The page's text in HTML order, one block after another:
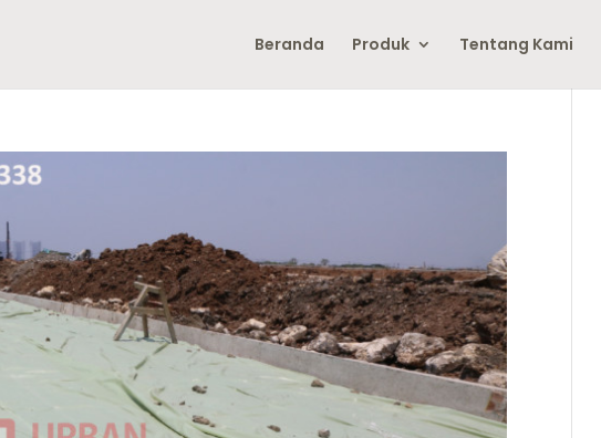
Beranda Produk Tentang Kami